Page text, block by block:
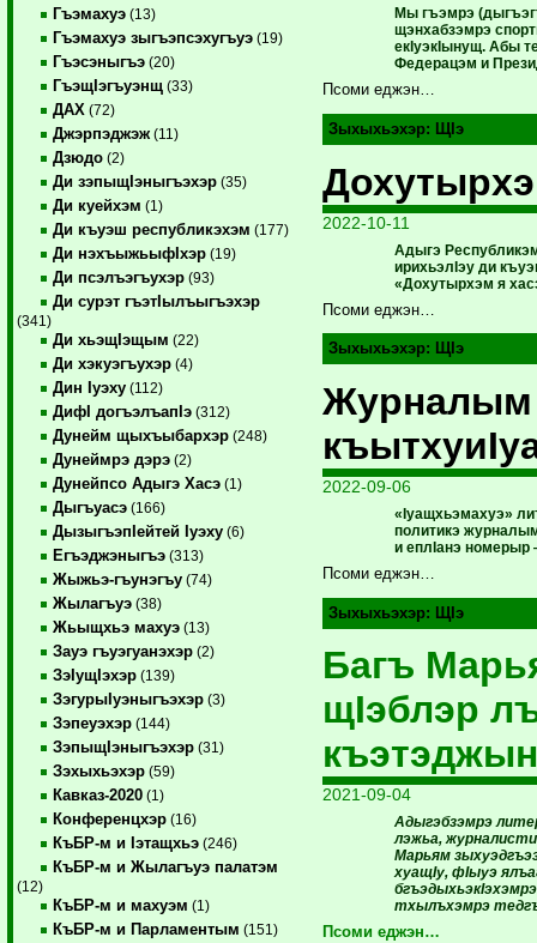
Гъэмахуэ (13)
Гъэмахуэ зыгъэпсэхугъуэ (19)
Гъэсэныгъэ (20)
ГъэщIэгъуэнщ (33)
ДАХ (72)
Джэрпэджэж (11)
Дзюдо (2)
Ди зэпыщIэныгъэхэр (35)
Ди куейхэм (1)
Ди къуэш республикэхэм (177)
Ди нэхъыжьыфIхэр (19)
Ди псэлъэгъухэр (93)
Ди сурэт гъэтIылъыгъэхэр
(341)
Ди хьэщIэщым (22)
Ди хэкуэгъухэр (4)
Дин Iуэху (112)
ДифI догъэлъапIэ (312)
Дунейм щыхъыбархэр (248)
Дунеймрэ дэрэ (2)
Дунейпсо Адыгэ Хасэ (1)
Дыгъуасэ (166)
ДызыгъэпIейтей Iуэху (6)
Егъэджэныгъэ (313)
Жыжьэ-гъунэгъу (74)
Жылагъуэ (38)
Жьыщхьэ махуэ (13)
Зауэ гъуэгуанэхэр (2)
ЗэIущIэхэр (139)
ЗэгурыIуэныгъэхэр (3)
Зэпеуэхэр (144)
ЗэпыщIэныгъэхэр (31)
Зэхыхьэхэр (59)
Кавказ-2020 (1)
Конференцхэр (16)
КъБР-м и Iэтащхьэ (246)
КъБР-м и Жылагъуэ палатэм
(12)
КъБР-м и махуэм (1)
КъБР-м и Парламентым (151)
Мы гъэмрэ
щэнхабзэмрэ
екIуэкIынущ. Абы
Федерацэм и
Псоми еджэн…
Зыхыхьэхэр: ЩIэ
2022-10-11
Адыгэ
ирихьэлIэу ди
«Дохутырхэм я
Псоми еджэн…
Зыхыхьэхэр: ЩIэ
2022-09-06
«Iуащхьэмахуэ»
политикэ
и еплIанэ
Псоми еджэн…
Зыхыхьэхэр: ЩIэ
Багъ
щIэблэр
2021-09-04
Адыгэбзэмрэ
лэжьа,
Марьям
хуащIу, фIыуэ
тхылъхэмрэ
Псоми еджэн…